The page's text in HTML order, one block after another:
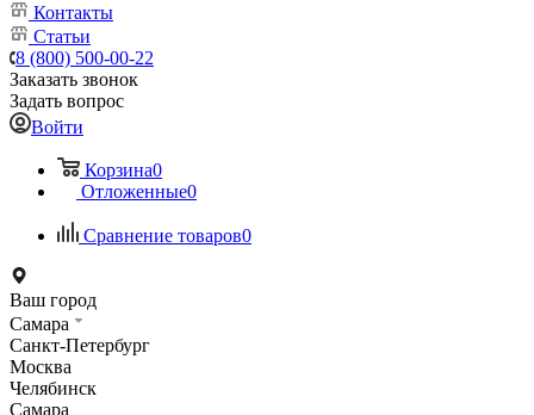
Контакты
Статьи
8 (800) 500-00-22
Заказать звонок
Задать вопрос
Войти
Корзина0
Отложенные0
Сравнение товаров0
Ваш город
Самара
Санкт-Петербург
Москва
Челябинск
Самара